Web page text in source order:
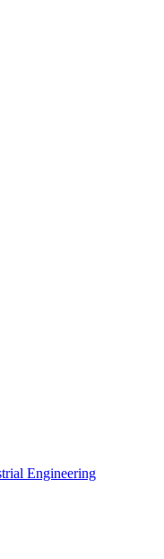
Engineering